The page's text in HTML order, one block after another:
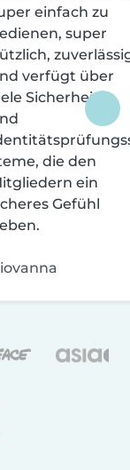
einfach zu
super
verfügt über
Sicherheits-
die den
ein
Gefühl